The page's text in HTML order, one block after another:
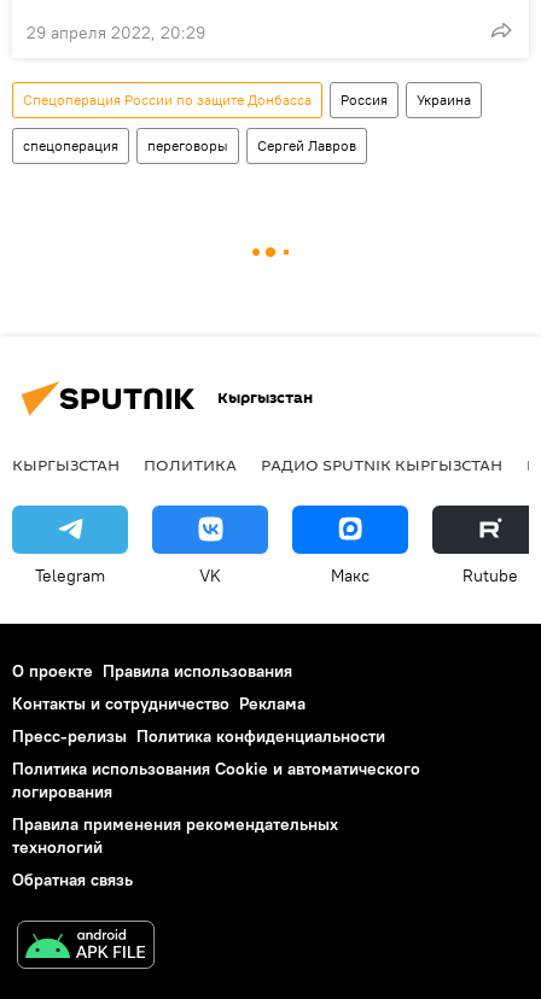
29 апреля 2022, 20:29
Спецоперация России по защите Донбасса Россия Украина
спецоперация переговоры Сергей Лавров
Кыргызстан
КЫРГЫЗСТАН ПОЛИТИКА РАДИО SPUTNIK КЫРГЫЗСТАН
Telegram VK Макс Rutube
О проекте Правила использования
Контакты и сотрудничество Реклама
Пресс-релизы Политика конфиденциальности
Политика использования Cookie и автоматического
логирования
Правила применения рекомендательных
технологий
Обратная связь